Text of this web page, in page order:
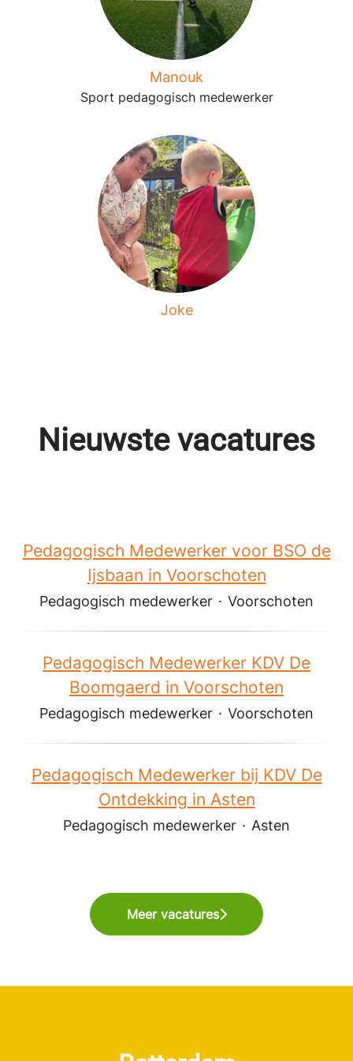
Manouk
Sport pedagogisch medewerker
Joke
Nieuwste vacatures
Pedagogisch Medewerker voor BSO de
Ijsbaan in Voorschoten
Pedagogisch medewerker · Voorschoten
Pedagogisch Medewerker KDV De
Boomgaerd in Voorschoten
Pedagogisch medewerker · Voorschoten
Pedagogisch Medewerker bij KDV De
Ontdekking in Asten
Pedagogisch medewerker · Asten
Meer vacatures